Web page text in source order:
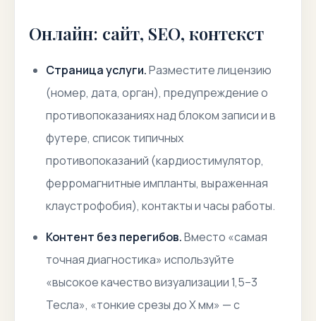
Онлайн: сайт, SEO, контекст
Страница услуги.Разместите лицензию
(номер, дата, орган), предупреждение о
противопоказаниях над блоком записи и в
футере, список типичных
противопоказаний (кардиостимулятор,
ферромагнитные импланты, выраженная
клаустрофобия), контакты и часы работы.
Контент без перегибов.Вместо «самая
точная диагностика» используйте
«высокое качество визуализации 1,5–3
Тесла», «тонкие срезы до X мм» — с